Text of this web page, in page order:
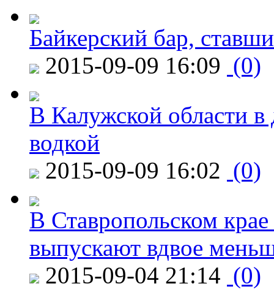
Байкерский бар,
2015-09-09 16:09 (0)
В Калужской области в
водкой
2015-09-09 16:02 (0)
В Ставропольском
выпускают вдвое
2015-09-04 21:14 (0)